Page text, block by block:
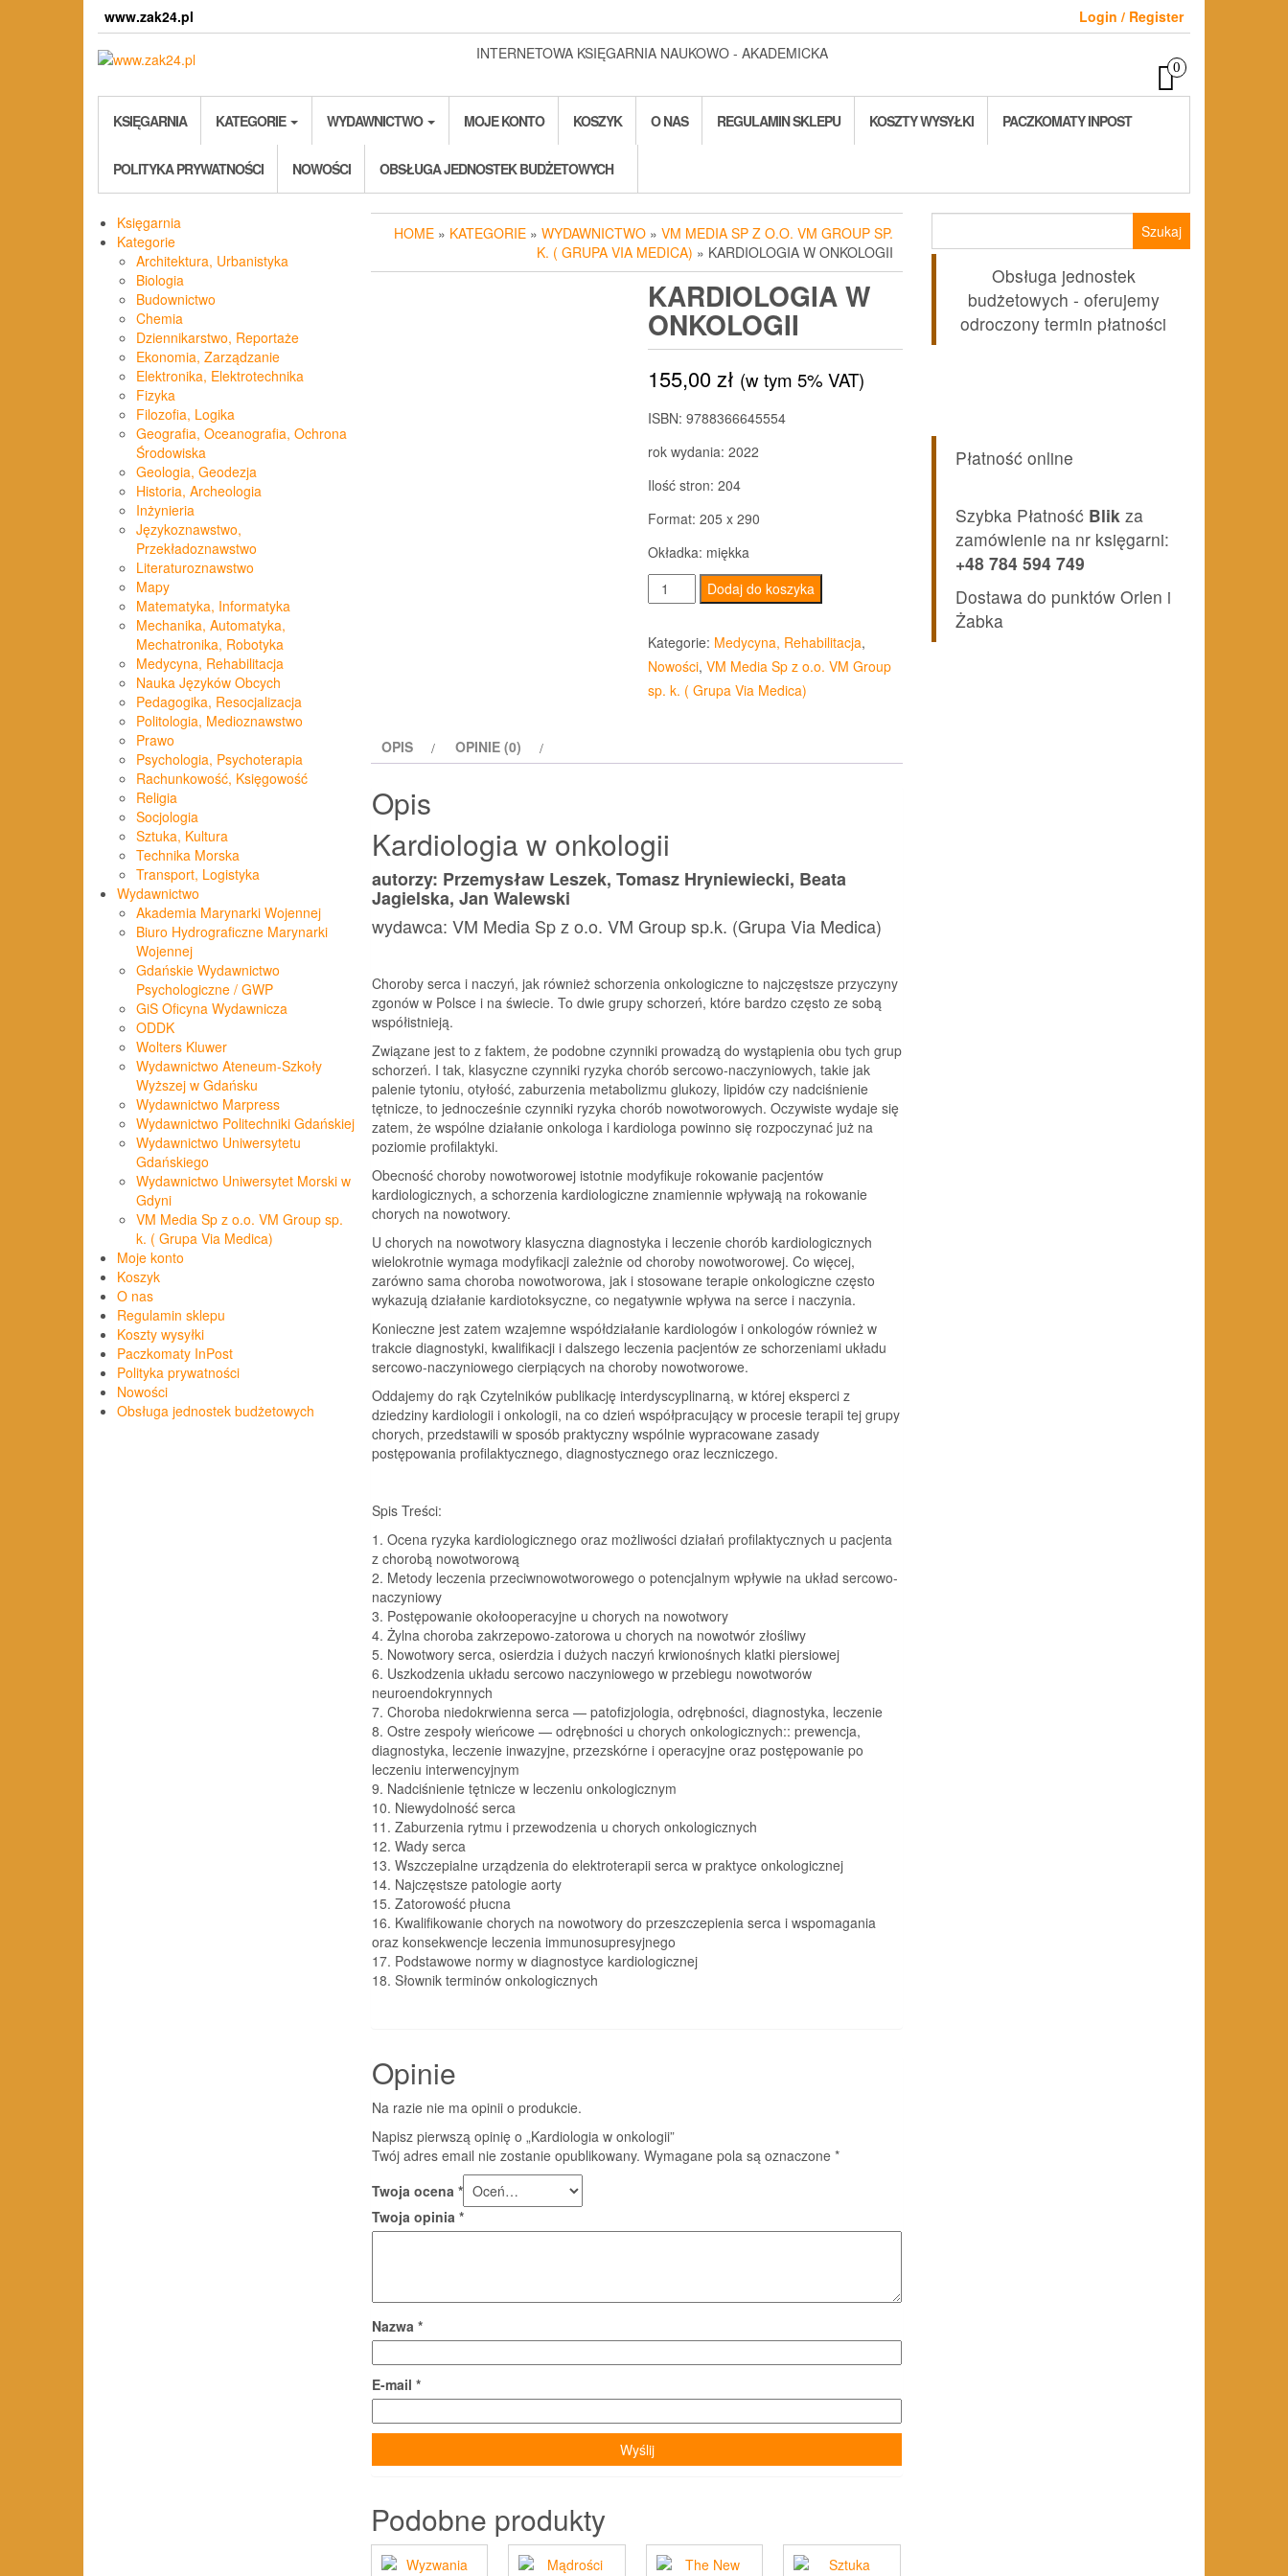
www.zak24.pl
Login / Register
INTERNETOWA KSIĘGARNIA NAUKOWO - AKADEMICKA
0
KSIĘGARNIA KATEGORIE WYDAWNICTWO MOJE KONTO KOSZYK O NAS REGULAMIN SKLEPU KOSZTY WYSYŁKI PACZKOMATY INPOST
POLITYKA PRYWATNOŚCI NOWOŚCI OBSŁUGA JEDNOSTEK BUDŻETOWYCH
Księgarnia
Kategorie
Architektura, Urbanistyka
Biologia
Budownictwo
Chemia
Dziennikarstwo, Reportaże
Ekonomia, Zarządzanie
Elektronika, Elektrotechnika
Fizyka
Filozofia, Logika
Geografia, Oceanografia, Ochrona
Środowiska
Geologia, Geodezja
Historia, Archeologia
Inżynieria
Językoznawstwo,
Przekładoznawstwo
Literaturoznawstwo
Mapy
Matematyka, Informatyka
Mechanika, Automatyka,
Mechatronika, Robotyka
Medycyna, Rehabilitacja
Nauka Języków Obcych
Pedagogika, Resocjalizacja
Politologia, Medioznawstwo
Prawo
Psychologia, Psychoterapia
Rachunkowość, Księgowość
Religia
Socjologia
Sztuka, Kultura
Technika Morska
Transport, Logistyka
Wydawnictwo
Akademia Marynarki Wojennej
Biuro Hydrograficzne Marynarki
Wojennej
Gdańskie Wydawnictwo
Psychologiczne / GWP
GiS Oficyna Wydawnicza
ODDK
Wolters Kluwer
Wydawnictwo Ateneum-Szkoły
Wyższej w Gdańsku
Wydawnictwo Marpress
Wydawnictwo Politechniki Gdańskiej
Wydawnictwo Uniwersytetu
Gdańskiego
Wydawnictwo Uniwersytet Morski w
Gdyni
VM Media Sp z o.o. VM Group sp.
k. ( Grupa Via Medica)
Moje konto
Koszyk
O nas
Regulamin sklepu
Koszty wysyłki
Paczkomaty InPost
Polityka prywatności
Nowości
Obsługa jednostek budżetowych
HOME » KATEGORIE » WYDAWNICTWO » VM MEDIA SP Z O.O. VM GROUP SP.
K. ( GRUPA VIA MEDICA) » KARDIOLOGIA W ONKOLOGII
KARDIOLOGIA W
ONKOLOGII
155,00zł (w tym 5% VAT)
ISBN: 9788366645554
rok wydania: 2022
Ilość stron: 204
Format: 205 x 290
Okładka: miękka
ilość
Kardiologia
w
onkologii
Dodaj do koszyka
Kategorie: Medycyna, Rehabilitacja,
Nowości, VM Media Sp z o.o. VM Group
sp. k. ( Grupa Via Medica)
OPIS OPINIE (0)
Opis
Kardiologia w onkologii
autorzy: Przemysław Leszek, Tomasz Hryniewiecki, Beata
Jagielska, Jan Walewski
wydawca: VM Media Sp z o.o. VM Group sp.k. (Grupa Via Medica)
Choroby serca i naczyń, jak również schorzenia onkologiczne to najczęstsze przyczyny
zgonów w Polsce i na świecie. To dwie grupy schorzeń, które bardzo często ze sobą
współistnieją.
Związane jest to z faktem, że podobne czynniki prowadzą do wystąpienia obu tych grup
schorzeń. I tak, klasyczne czynniki ryzyka chorób sercowo-naczyniowych, takie jak
palenie tytoniu, otyłość, zaburzenia metabolizmu glukozy, lipidów czy nadciśnienie
tętnicze, to jednocześnie czynniki ryzyka chorób nowotworowych. Oczywiste wydaje się
zatem, że wspólne działanie onkologa i kardiologa powinno się rozpoczynać już na
poziomie profilaktyki.
Obecność choroby nowotworowej istotnie modyfikuje rokowanie pacjentów
kardiologicznych, a schorzenia kardiologiczne znamiennie wpływają na rokowanie
chorych na nowotwory.
U chorych na nowotwory klasyczna diagnostyka i leczenie chorób kardiologicznych
wielokrotnie wymaga modyfikacji zależnie od choroby nowotworowej. Co więcej,
zarówno sama choroba nowotworowa, jak i stosowane terapie onkologiczne często
wykazują działanie kardiotoksyczne, co negatywnie wpływa na serce i naczynia.
Konieczne jest zatem wzajemne współdziałanie kardiologów i onkologów również w
trakcie diagnostyki, kwalifikacji i dalszego leczenia pacjentów ze schorzeniami układu
sercowo-naczyniowego cierpiących na choroby nowotworowe.
Oddajemy do rąk Czytelników publikację interdyscyplinarną, w której eksperci z
dziedziny kardiologii i onkologii, na co dzień współpracujący w procesie terapii tej grupy
chorych, przedstawili w sposób praktyczny wspólnie wypracowane zasady
postępowania profilaktycznego, diagnostycznego oraz leczniczego.
Spis Treści:
1. Ocena ryzyka kardiologicznego oraz możliwości działań profilaktycznych u pacjenta
z chorobą nowotworową
2. Metody leczenia przeciwnowotworowego o potencjalnym wpływie na układ sercowo-
naczyniowy
3. Postępowanie okołooperacyjne u chorych na nowotwory
4. Żylna choroba zakrzepowo-zatorowa u chorych na nowotwór złośliwy
5. Nowotwory serca, osierdzia i dużych naczyń krwionośnych klatki piersiowej
6. Uszkodzenia układu sercowo naczyniowego w przebiegu nowotworów
neuroendokrynnych
7. Choroba niedokrwienna serca — patofizjologia, odrębności, diagnostyka, leczenie
8. Ostre zespoły wieńcowe — odrębności u chorych onkologicznych:: prewencja,
diagnostyka, leczenie inwazyjne, przezskórne i operacyjne oraz postępowanie po
leczeniu interwencyjnym
9. Nadciśnienie tętnicze w leczeniu onkologicznym
10. Niewydolność serca
11. Zaburzenia rytmu i przewodzenia u chorych onkologicznych
12. Wady serca
13. Wszczepialne urządzenia do elektroterapii serca w praktyce onkologicznej
14. Najczęstsze patologie aorty
15. Zatorowość płucna
16. Kwalifikowanie chorych na nowotwory do przeszczepienia serca i wspomagania
oraz konsekwencje leczenia immunosupresyjnego
17. Podstawowe normy w diagnostyce kardiologicznej
18. Słownik terminów onkologicznych
Opinie
Na razie nie ma opinii o produkcie.
Napisz pierwszą opinię o „Kardiologia w onkologii”
Twój adres email nie zostanie opublikowany. Wymagane pola są oznaczone *
Twoja ocena *
Twoja opinia *
Nazwa *
E-mail *
Podobne produkty
Obsługa jednostek
budżetowych - oferujemy
odroczony termin płatności
Płatność online
Szybka Płatność Blik za
zamówienie na nr księgarni:
+48 784 594 749
Dostawa do punktów Orlen i
Żabka